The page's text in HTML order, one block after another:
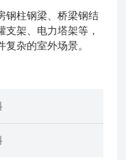
钢柱钢梁、桥梁钢结
架、电力塔架等，
杂的室外场景。